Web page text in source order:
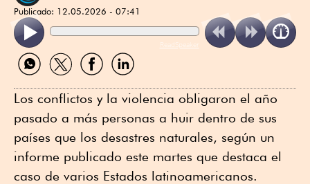
Publicado: 12.05.2026 - 07:41
ReadSpeaker
Compartir
por
Compartir
por
Compartir
por
Compartir
por
Los conflictos y la violencia obligaron el año
pasado a más personas a huir dentro de sus
países que los desastres naturales, según un
informe publicado este martes que destaca el
caso de varios Estados latinoamericanos.